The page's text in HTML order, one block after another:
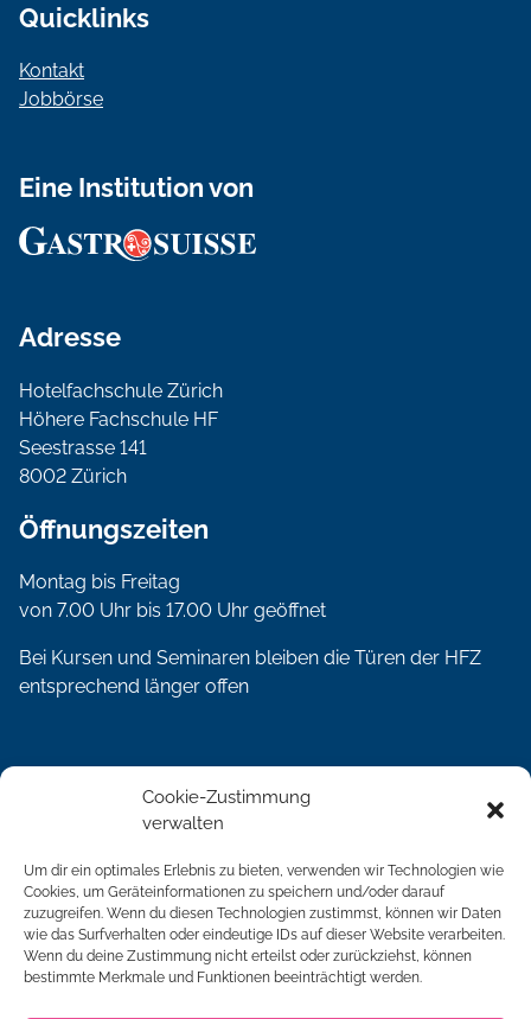
Cookie-Zustimmung
verwalten
Um dir ein optimales Erlebnis zu bieten, verwenden wir Technologien wie
Cookies, um Geräteinformationen zu speichern und/oder darauf
zuzugreifen. Wenn du diesen Technologien zustimmst, können wir Daten
wie das Surfverhalten oder eindeutige IDs auf dieser Website verarbeiten.
Wenn du deine Zustimmung nicht erteilst oder zurückziehst, können
bestimmte Merkmale und Funktionen beeinträchtigt werden.
Quicklinks
Kontakt
Jobbörse
Eine Institution von
Adresse
Hotelfachschule Zürich
Höhere Fachschule HF
Seestrasse 141
8002 Zürich
Öffnungszeiten
Montag bis Freitag
von 7.00 Uhr bis 17.00 Uhr geöffnet
Bei Kursen und Seminaren bleiben die Türen der HFZ
entsprechend länger offen
Qualität